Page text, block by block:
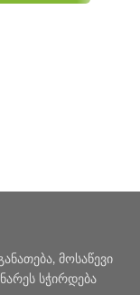
მოსაწევი
სჭირდება